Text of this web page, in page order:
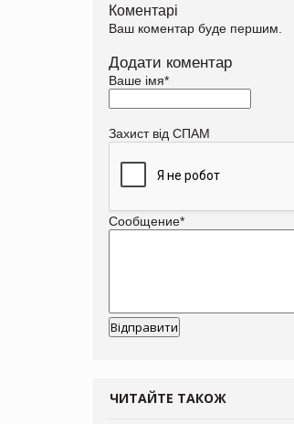
Коментарі
Ваш коментар буде першим.
Додати коментар
Ваше імя*
Захист від СПАМ
Сообщение*
ЧИТАЙТЕ ТАКОЖ